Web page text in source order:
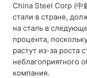
China Steel Corp (中
стали в стране,
на сталь в
процента,
растут из-за роста
неблагоприятного
компания.